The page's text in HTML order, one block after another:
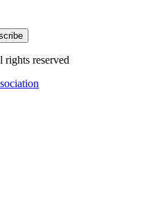
rights reserved